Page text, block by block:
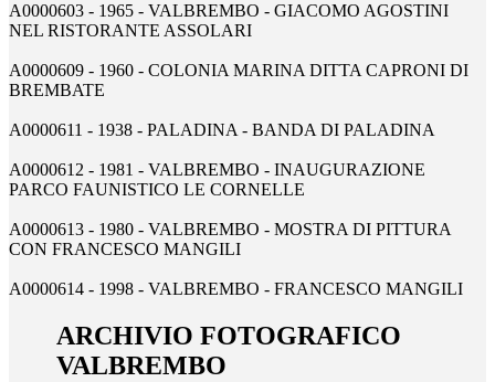
A0000603 - 1965 - VALBREMBO - GIACOMO AGOSTINI
NEL RISTORANTE ASSOLARI
A0000609 - 1960 - COLONIA MARINA DITTA CAPRONI DI
BREMBATE
A0000611 - 1938 - PALADINA - BANDA DI PALADINA
A0000612 - 1981 - VALBREMBO - INAUGURAZIONE
PARCO FAUNISTICO LE CORNELLE
A0000613 - 1980 - VALBREMBO - MOSTRA DI PITTURA
CON FRANCESCO MANGILI
A0000614 - 1998 - VALBREMBO - FRANCESCO MANGILI
ARCHIVIO FOTOGRAFICO
VALBREMBO